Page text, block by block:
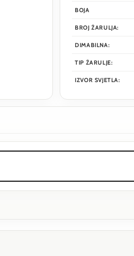
BOJA
BROJ ŽARULJA:
DIMABILNA:
TIP ŽARULJE:
IZVOR SVJETLA: